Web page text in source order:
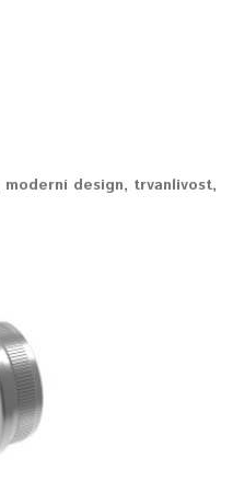
moderní design, trvanlivost,